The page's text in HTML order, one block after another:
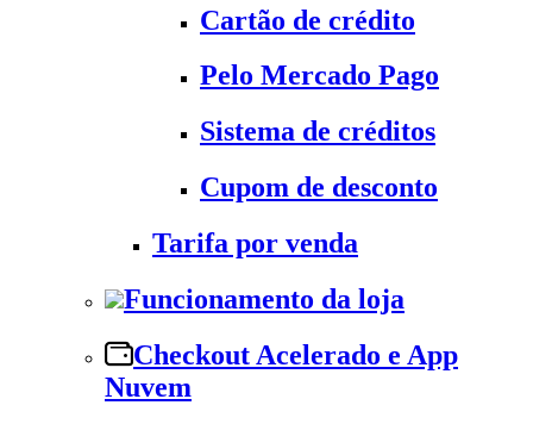
Cartão de crédito
Pelo Mercado Pago
Sistema de créditos
Cupom de desconto
Tarifa por venda
Funcionamento da loja
Checkout Acelerado e App
Nuvem